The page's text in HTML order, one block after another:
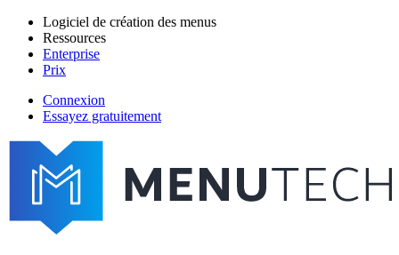
Aller
contenu
principal
Main
navigation
Logiciel de création des menus
Ressources
Enterprise
Prix
menutech
navigation
Connexion
Essayez gratuitement